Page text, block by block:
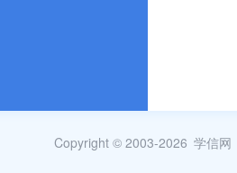
Copyright © 2003-2026 学信网